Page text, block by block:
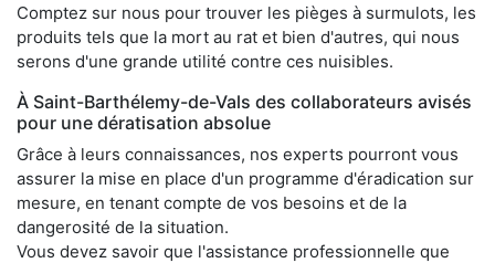
Comptez sur nous pour trouver les pièges à surmulots, les
produits tels que la mort au rat et bien d'autres, qui nous
serons d'une grande utilité contre ces nuisibles.
À Saint-Barthélemy-de-Vals des collaborateurs avisés
pour une dératisation absolue
Grâce à leurs connaissances, nos experts pourront vous
assurer la mise en place d'un programme d'éradication sur
mesure, en tenant compte de vos besoins et de la
dangerosité de la situation.
Vous devez savoir que l'assistance professionnelle que